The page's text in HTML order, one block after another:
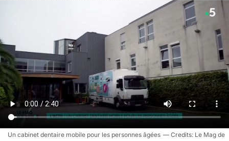
Un cabinet dentaire mobile pour les personnes âgées
Le Mag de